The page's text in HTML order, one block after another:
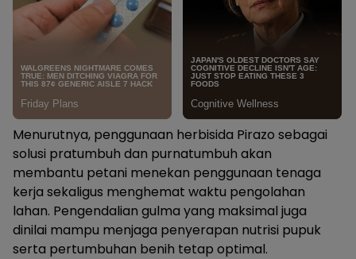
Menurutnya, penggunaan herbisida Pirazo sebagai
solusi pratumbuh dan purnatumbuh akan
membantu petani menekan penggunaan tenaga
kerja sekaligus menghemat waktu pengolahan
lahan. Pengendalian gulma yang maksimal juga
dinilai mampu menjaga penyerapan nutrisi pupuk
serta pertumbuhan benih tetap optimal.